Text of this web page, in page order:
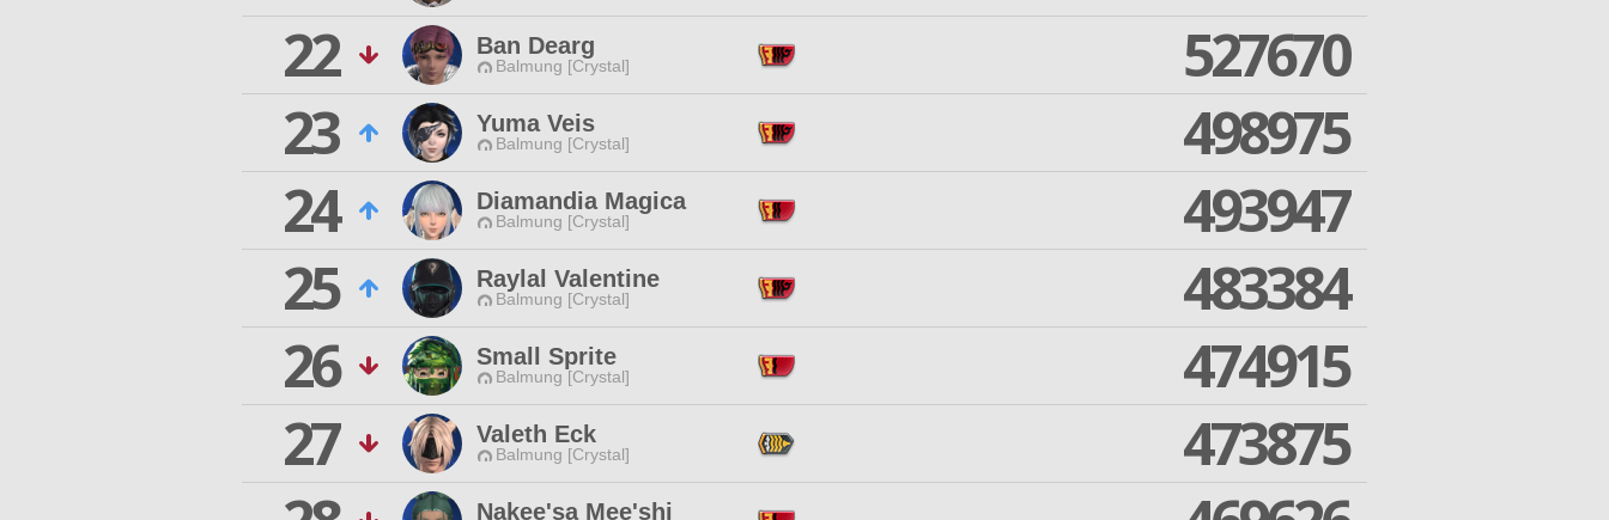
22
Ban Dearg
Balmung [Crystal]
527670
23
Yuma Veis
Balmung [Crystal]
498975
24
Diamandia Magica
Balmung [Crystal]
493947
25
Raylal Valentine
Balmung [Crystal]
483384
26
Small Sprite
Balmung [Crystal]
474915
27
Valeth Eck
Balmung [Crystal]
473875
Nakee'sa Mee'shi